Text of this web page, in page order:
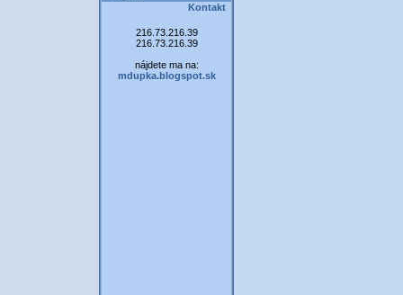
Kontakt
216.73.216.39
216.73.216.39
nájdete ma na:
mdupka.blogspot.sk